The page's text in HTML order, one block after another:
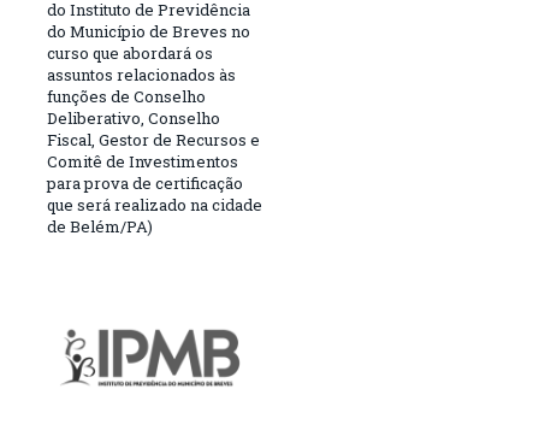
do Instituto de Previdência
do Município de Breves no
curso que abordará os
assuntos relacionados às
funções de Conselho
Deliberativo, Conselho
Fiscal, Gestor de Recursos e
Comitê de Investimentos
para prova de certificação
que será realizado na cidade
de Belém/PA)